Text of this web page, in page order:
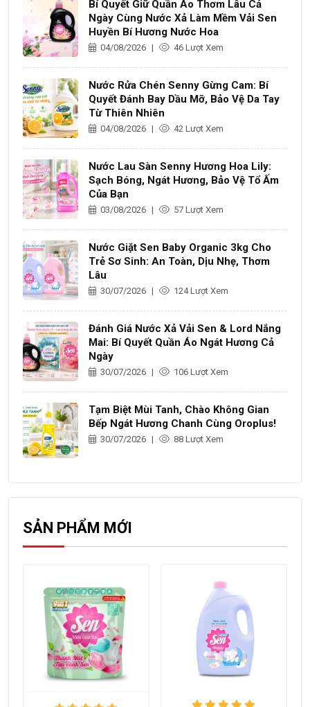
Bí Quyết Giữ Quần Áo Thơm Lâu Cả
Ngày Cùng Nước Xả Làm Mềm Vải Sen
Huyền Bí Hương Nước Hoa
04/08/2026 | 46 Lượt Xem
Nước Rửa Chén Senny Gừng Cam: Bí
Quyết Đánh Bay Dầu Mỡ, Bảo Vệ Da Tay
Từ Thiên Nhiên
04/08/2026 | 42 Lượt Xem
Nước Lau Sàn Senny Hương Hoa Lily:
Sạch Bóng, Ngát Hương, Bảo Vệ Tổ Ấm
Của Bạn
03/08/2026 | 57 Lượt Xem
Nước Giặt Sen Baby Organic 3kg Cho
Trẻ Sơ Sinh: An Toàn, Dịu Nhẹ, Thơm
Lâu
30/07/2026 | 124 Lượt Xem
Đánh Giá Nước Xả Vải Sen & Lord Nắng
Mai: Bí Quyết Quần Áo Ngát Hương Cả
Ngày
30/07/2026 | 106 Lượt Xem
Tạm Biệt Mùi Tanh, Chào Không Gian
Bếp Ngát Hương Chanh Cùng Oroplus!
30/07/2026 | 88 Lượt Xem
SẢN PHẨM MỚI